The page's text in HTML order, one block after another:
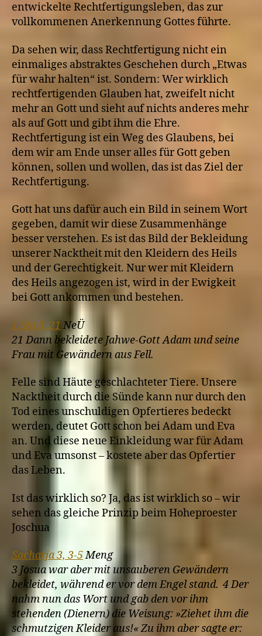
entwickelte Rechtfertigungsleben, das zur
vollkommenen Anerkennung Gottes führte.
Da sehen wir, dass Rechtfertigung nicht ein
einmaliges abstraktes Geschehen durch „Etwas
für wahr halten“ ist. Sondern: Wer wirklich
rechtfertigenden Glauben hat, zweifelt nicht
mehr an Gott und sieht auf nichts anderes mehr
als auf Gott und gibt ihm die Ehre.
Rechtfertigung ist ein Weg des Glaubens, bei
dem wir am Ende unser alles für Gott geben
können, sollen und wollen, das ist das Ziel der
Rechtfertigung.
Gott hat uns dafür auch ein Bild in seinem Wort
gegeben, damit wir diese Zusammenhänge
besser verstehen. Es ist das Bild der Bekleidung
unserer Nacktheit mit den Kleidern des Heils
und der Gerechtigkeit. Nur wer mit Kleidern
des Heils angezogen ist, wird in der Ewigkeit
bei Gott ankommen und bestehen.
1 Mo 3, 21 NeÜ
21 Dann bekleidete Jahwe-Gott Adam und seine
Frau mit Gewändern aus Fell.
Felle sind Häute geschlachteter Tiere. Unsere
Nacktheit durch die Sünde kann nur durch den
Tod eines unschuldigen Opfertieres bedeckt
werden, deutet Gott schon bei Adam und Eva
an. Und diese neue Einkleidung war für Adam
und Eva umsonst – kostete aber das Opfertier
das Leben.
Ist das wirklich so? Ja, das ist wirklich so – wir
sehen das gleiche Prinzip beim Hoheproester
Joschua
Sacharja 3, 3-5Meng
3 Josua war aber mit unsauberen Gewändern
bekleidet, während er vor dem Engel stand. 4 Der
nahm nun das Wort und gab den vor ihm
stehenden (Dienern) die Weisung: »Ziehet ihm die
schmutzigen Kleider aus!« Zu ihm aber sagte er: